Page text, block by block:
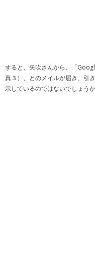
すると、矢吹さんから、「
真３）、とのメイルが届き、引
示しているのではないでしょうか